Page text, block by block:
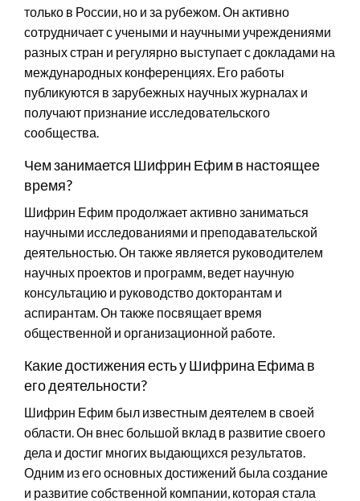
только в России, но и за рубежом. Он активно
сотрудничает с учеными и научными учреждениями
разных стран и регулярно выступает с докладами на
международных конференциях. Его работы
публикуются в зарубежных научных журналах и
получают признание исследовательского
сообщества.
Чем занимается Шифрин Ефим в настоящее
время?
Шифрин Ефим продолжает активно заниматься
научными исследованиями и преподавательской
деятельностью. Он также является руководителем
научных проектов и программ, ведет научную
консультацию и руководство докторантам и
аспирантам. Он также посвящает время
общественной и организационной работе.
Какие достижения есть у Шифрина Ефима в
его деятельности?
Шифрин Ефим был известным деятелем в своей
области. Он внес большой вклад в развитие своего
дела и достиг многих выдающихся результатов.
Одним из его основных достижений была создание
и развитие собственной компании, которая стала